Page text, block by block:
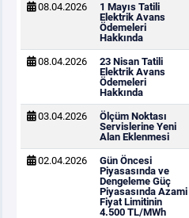
08.04.2026
1 Mayıs Tatili
Elektrik Avans
Ödemeleri
Hakkında
08.04.2026
23 Nisan Tatili
Elektrik Avans
Ödemeleri
Hakkında
03.04.2026
Ölçüm Noktası
Servislerine Yeni
Alan Eklenmesi
02.04.2026
Gün Öncesi
Piyasasında ve
Dengeleme Güç
Piyasasında Azami
Fiyat Limitinin
4.500 TL/MWh